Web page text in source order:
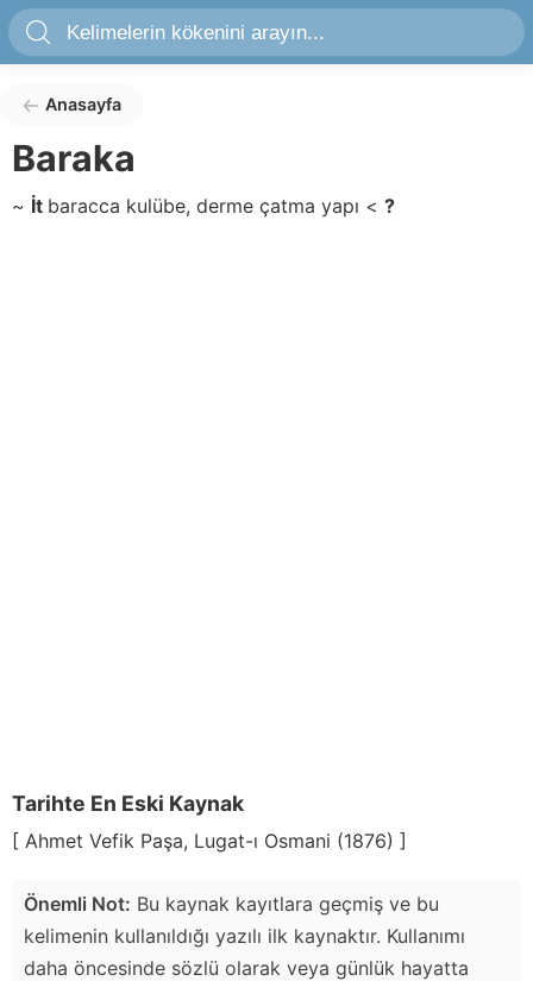
Anasayfa
Baraka
~ İt baracca kulübe, derme çatma yapı < ?
Tarihte En Eski Kaynak
[ Ahmet Vefik Paşa, Lugat-ı Osmani (1876) ]
Önemli Not: Bu kaynak kayıtlara geçmiş ve bu
kelimenin kullanıldığı yazılı ilk kaynaktır. Kullanımı
daha öncesinde sözlü olarak veya günlük hayatta